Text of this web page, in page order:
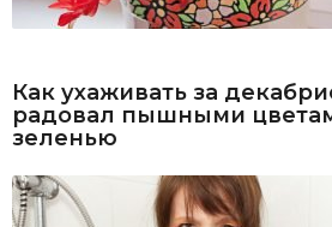
Как ухаживать за
радовал пышными
зеленью